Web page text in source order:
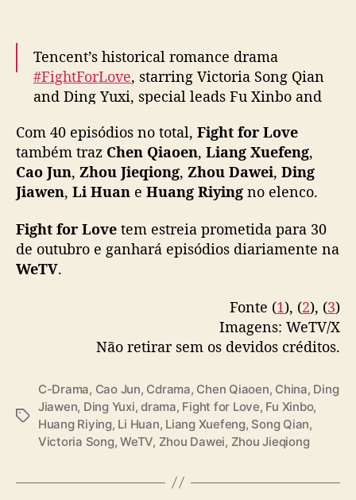
i
s
t
r
i
c
“
i
g
f
o
r
v
e
”
Tencent’s historical romance drama
#FightForLove, starring Victoria Song Qian
and Ding Yuxi, special leads Fu Xinbo and
Jieqiong, Zhou Dawei, sp app by Huang
Riying & more , announces October 30
premiere#山河枕
pic.twitter.com/A0zP1BhraH
— cdrama tweets (@dramapotatoe)October
23, 2025
Com 40 episódios no total, Fight for Love
também traz Chen Qiaoen, Liang Xuefeng,
Cao Jun, Zhou Jieqiong, Zhou Dawei, Ding
Jiawen, Li Huan e Huang Riying no elenco.
Fight for Love tem estreia prometida para 30
de outubro e ganhará episódios diariamente na
WeTV.
Fonte (1), (2), (3)
Imagens: WeTV/X
Não retirar sem os devidos créditos.
T
C-Drama, Cao Jun, Cdrama, Chen Qiaoen, China, Ding
Jiawen, Ding Yuxi,drama, Fight for Love, Fu Xinbo,
Huang Riying, Li Huan, Liang Xuefeng, Song Qian,
Victoria Song,WeTV, Zhou Dawei, Zhou Jieqiong